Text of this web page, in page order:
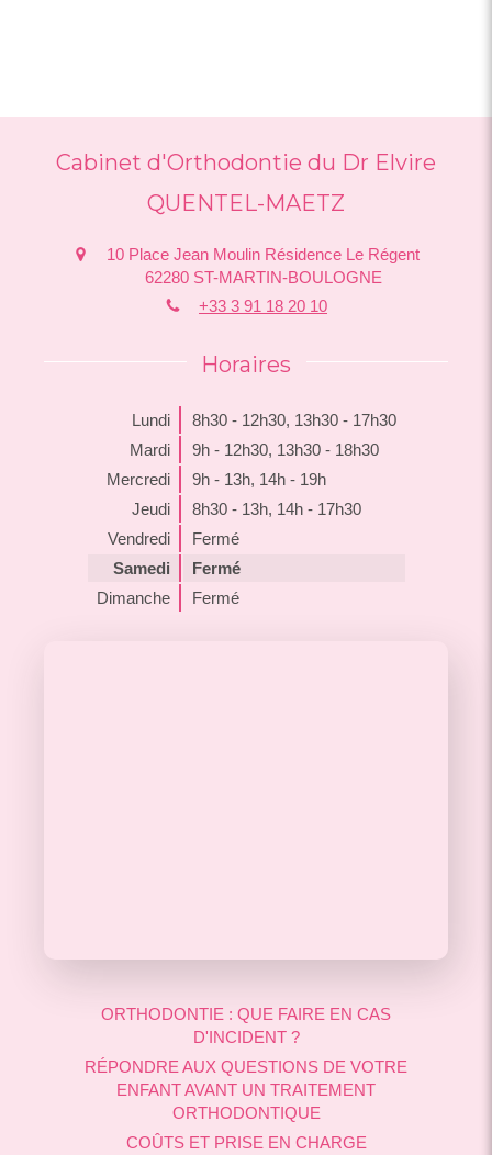
Cabinet d'Orthodontie du Dr Elvire
QUENTEL-MAETZ
10 Place Jean Moulin Résidence Le Régent
62280 ST-MARTIN-BOULOGNE
+33 3 91 18 20 10
Horaires
Lundi 8h30 - 12h30, 13h30 - 17h30
Mardi
9h - 12h30, 13h30 - 18h30
Mercredi
9h - 13h, 14h - 19h
Jeudi
8h30 - 13h, 14h - 17h30
Vendredi
Fermé
Samedi
Fermé
Dimanche
Fermé
ORTHODONTIE : QUE FAIRE EN CAS
D'INCIDENT ?
RÉPONDRE AUX QUESTIONS DE VOTRE
ENFANT AVANT UN TRAITEMENT
ORTHODONTIQUE
COÛTS ET PRISE EN CHARGE